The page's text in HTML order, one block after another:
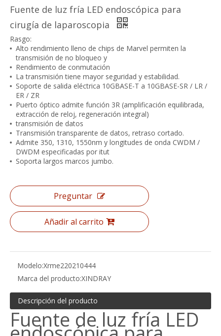
Fuente de luz fría LED endoscópica para
cirugía de laparoscopia
Rasgo:
Alto rendimiento lleno de chips de Marvel permiten la
transmisión de no bloqueo y
Rendimiento de conmutación
La transmisión tiene mayor seguridad y estabilidad.
Soporte de salida eléctrica 10GBASE-T a 10GBASE-SR / LR /
ER / ZR
Puerto óptico admite función 3R (amplificación equilibrada,
extracción de reloj, regeneración integral)
transmisión de datos
Transmisión transparente de datos, retraso cortado.
Admite 350, 1310, 1550nm y longitudes de onda CWDM /
DWDM especificadas por itut
Soporta largos marcos jumbo.
Preguntar
Añadir al carrito
Modelo:Xrme220210444
Marca del producto:XINDRAY
Descripción del producto
Fuente de luz fría LED